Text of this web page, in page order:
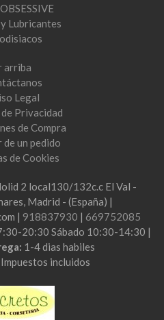
Lubricantes
arriba
Legal
Privacidad
de Compra
un pedido
de Cookies
2 local130/132c.c El Val -
Madrid - (España) |
| 918837930 | 669752085
20:30 Sábado 10:30-14:30 |
1-4 dias habiles
incluidos